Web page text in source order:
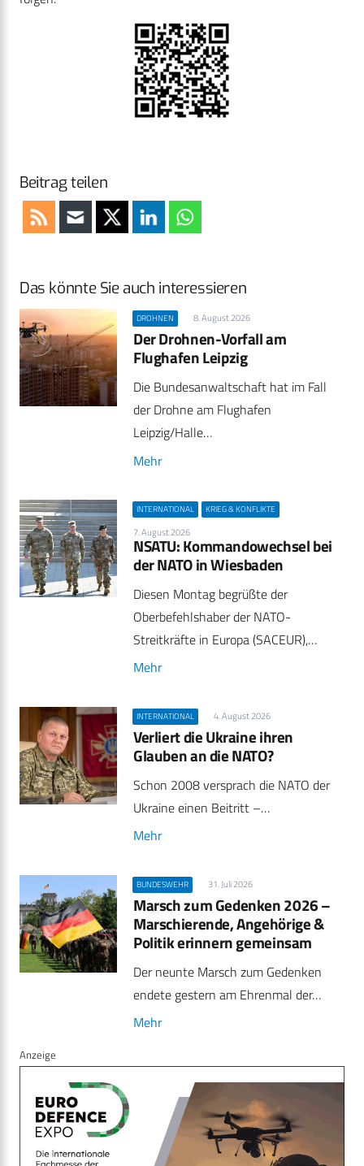
Beitrag teilen
Das könnte Sie auch interessieren
DROHNEN 8. August 2026
Der Drohnen-Vorfall am
Flughafen Leipzig
Die Bundesanwaltschaft hat im Fall
der Drohne am Flughafen
Leipzig/Halle…
Mehr
INTERNATIONAL KRIEG & KONFLIKTE
7. August 2026
NSATU: Kommandowechsel bei
der NATO in Wiesbaden
Diesen Montag begrüßte der
Oberbefehlshaber der NATO-
Streitkräfte in Europa (SACEUR),…
Mehr
INTERNATIONAL 4. August 2026
Verliert die Ukraine ihren
Glauben an die NATO?
Schon 2008 versprach die NATO der
Ukraine einen Beitritt –…
Mehr
BUNDESWEHR 31. Juli 2026
Marsch zum Gedenken 2026 –
Marschierende, Angehörige &
Politik erinnern gemeinsam
Der neunte Marsch zum Gedenken
endete gestern am Ehrenmal der…
Mehr
Anzeige